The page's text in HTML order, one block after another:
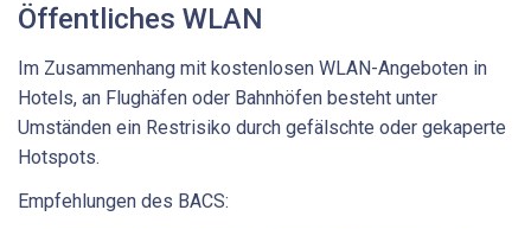
Öffentliches WLAN
Im Zusammenhang mit kostenlosen WLAN-Angeboten in
Hotels, an Flughäfen oder Bahnhöfen besteht unter
Umständen ein Restrisiko durch gefälschte oder gekaperte
Hotspots.
Empfehlungen des BACS: